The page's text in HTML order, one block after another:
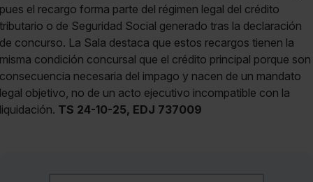
pues el recargo forma parte del régimen legal del crédito
tributario o de Seguridad Social generado tras la declaración
de concurso. La Sala destaca que estos recargos tienen la
misma condición concursal que el crédito principal porque son
consecuencia necesaria del impago y nacen de un mandato
legal objetivo, no de un acto ejecutivo incompatible con la
liquidación. TS 24-10-25, EDJ 737009